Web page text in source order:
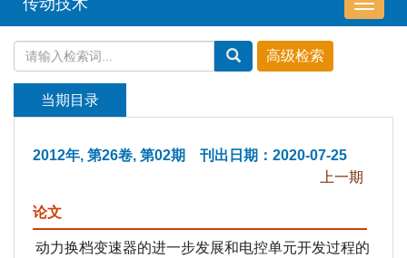
导
航
传动技术
当期目录
2012年, 第26卷, 第02期 刊出日期：2020-07-25
上一期
论文
动力换档变速器的进一步发展和电控单元开发过程的